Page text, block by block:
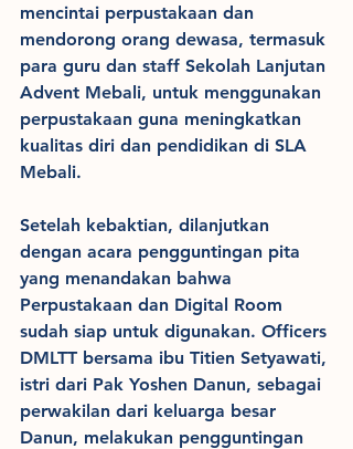
mencintai perpustakaan dan
mendorong orang dewasa, termasuk
para guru dan staff Sekolah Lanjutan
Advent Mebali, untuk menggunakan
perpustakaan guna meningkatkan
kualitas diri dan pendidikan di SLA
Mebali.
Setelah kebaktian, dilanjutkan
dengan acara pengguntingan pita
yang menandakan bahwa
Perpustakaan dan Digital Room
sudah siap untuk digunakan. Officers
DMLTT bersama ibu Titien Setyawati,
istri dari Pak Yoshen Danun, sebagai
perwakilan dari keluarga besar
Danun, melakukan pengguntingan